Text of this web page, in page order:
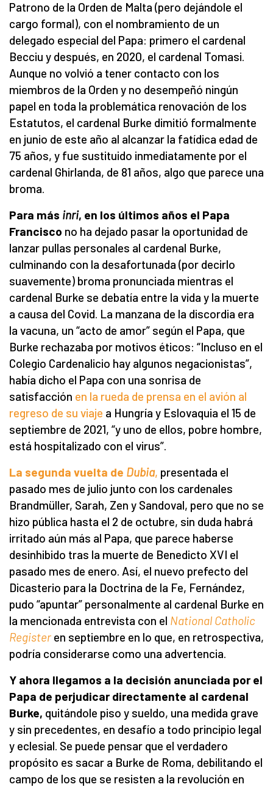
Patrono de la Orden de Malta (pero dejándole el
cargo formal), con el nombramiento de un
delegado especial del Papa: primero el cardenal
Becciu y después, en 2020, el cardenal Tomasi.
Aunque no volvió a tener contacto con los
miembros de la Orden y no desempeñó ningún
papel en toda la problemática renovación de los
Estatutos, el cardenal Burke dimitió formalmente
en junio de este año al alcanzar la fatídica edad de
75 años, y fue sustituido inmediatamente por el
cardenal Ghirlanda, de 81 años, algo que parece una
broma.
Para más inri, en los últimos años el Papa
Francisco no ha dejado pasar la oportunidad de
lanzar pullas personales al cardenal Burke,
culminando con la desafortunada (por decirlo
suavemente) broma pronunciada mientras el
cardenal Burke se debatía entre la vida y la muerte
a causa del Covid. La manzana de la discordia era
la vacuna, un “acto de amor” según el Papa, que
Burke rechazaba por motivos éticos: “Incluso en el
Colegio Cardenalicio hay algunos negacionistas”,
había dicho el Papa con una sonrisa de
satisfacción en la rueda de prensa en el avión al
regreso de su viaje a Hungría y Eslovaquia el 15 de
septiembre de 2021, “y uno de ellos, pobre hombre,
está hospitalizado con el virus”.
La segunda vuelta de Dubia, presentada el
pasado mes de julio junto con los cardenales
Brandmüller, Sarah, Zen y Sandoval, pero que no se
hizo pública hasta el 2 de octubre, sin duda habrá
irritado aún más al Papa, que parece haberse
desinhibido tras la muerte de Benedicto XVI el
pasado mes de enero. Así, el nuevo prefecto del
Dicasterio para la Doctrina de la Fe, Fernández,
pudo “apuntar” personalmente al cardenal Burke en
la mencionada entrevista con el National Catholic
Registeren septiembre en lo que, en retrospectiva,
podría considerarse como una advertencia.
Y ahora llegamos a la decisión anunciada por el
Papa de perjudicar directamente al cardenal
Burke, quitándole piso y sueldo, una medida grave
y sin precedentes, en desafío a todo principio legal
y eclesial. Se puede pensar que el verdadero
propósito es sacar a Burke de Roma, debilitando el
campo de los que se resisten a la revolución en